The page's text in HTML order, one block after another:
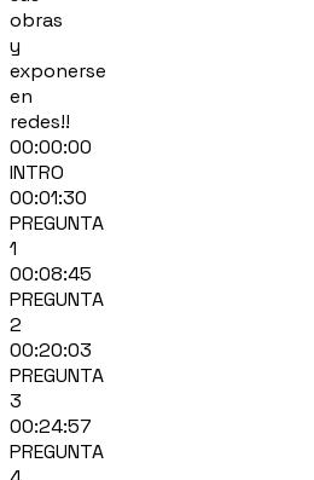
obras
y
exponerse
en
redes!!
00:00:00
INTRO
00:01:30
PREGUNTA
1
00:08:45
PREGUNTA
2
00:20:03
PREGUNTA
3
00:24:57
PREGUNTA